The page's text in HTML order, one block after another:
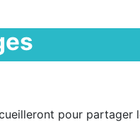
pour partager